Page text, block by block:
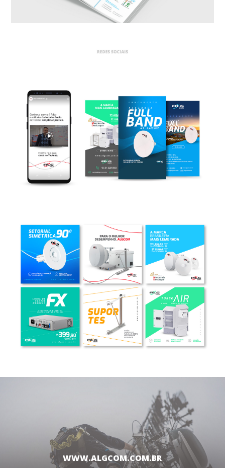
WWW.ALGCOM.COM.BR